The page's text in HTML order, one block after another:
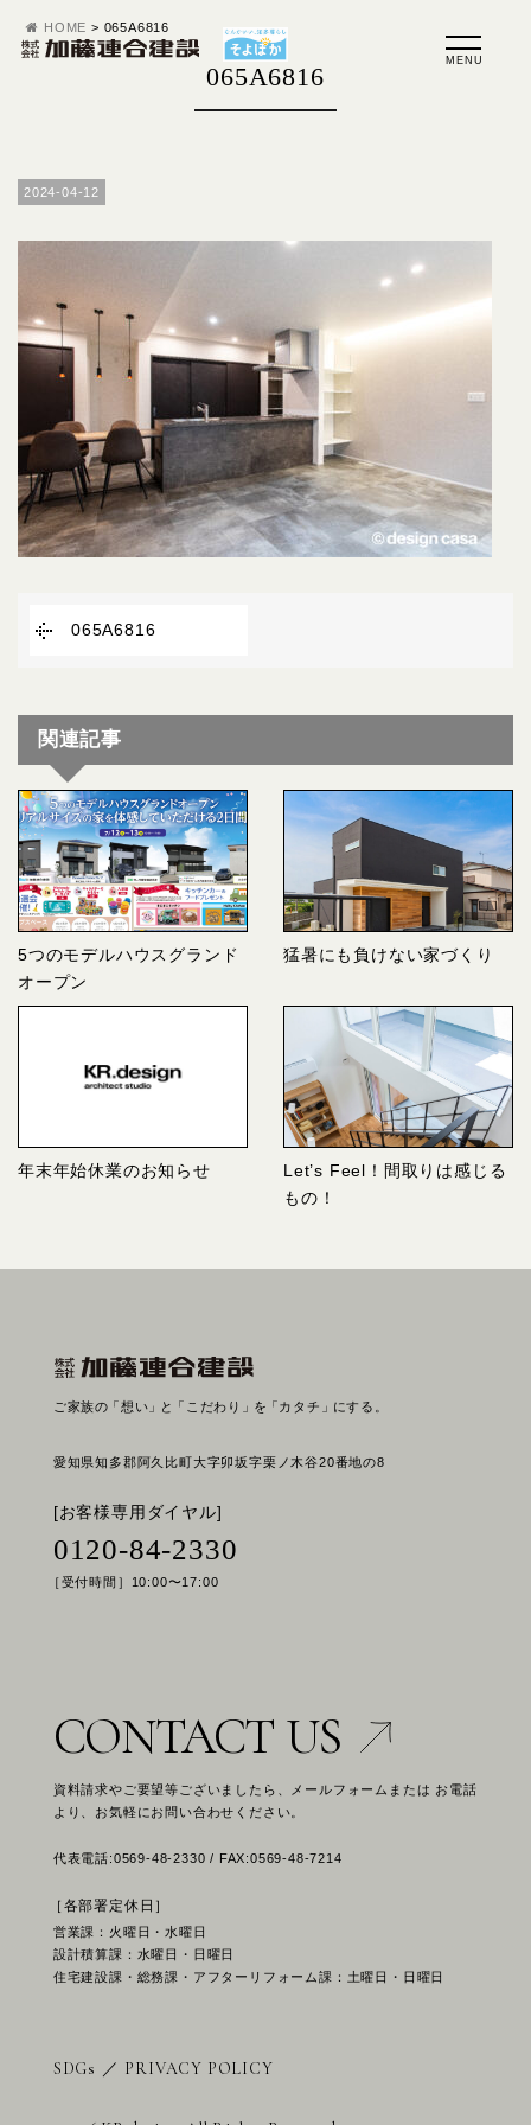
HOME > 065A6816
065A6816
2024-04-12
065A6816
関連記事
5つのモデルハウスグランド
オープン
猛暑にも負けない家づくり
年末年始休業のお知らせ
Let’s Feel！間取りは感じる
もの！
ご家族の「想い」と 「こだわり」を「カタチ」にする。
愛知県知多郡阿久比町大字卯坂字栗ノ木谷20番地の8
[お客様専用ダイヤル]
0120-84-2330
［受付時間］10:00〜17:00
CONTACT US
資料請求やご要望等ございましたら、メールフォームまたは お電話
より、お気軽にお問い合わせください。
代表電話:0569-48-2330 / FAX:0569-48-7214
［各部署定休日］
営業課：火曜日・水曜日
設計積算課：水曜日・日曜日
住宅建設課・総務課・アフターリフォーム課：土曜日・日曜日
SDGs ／ PRIVACY POLICY